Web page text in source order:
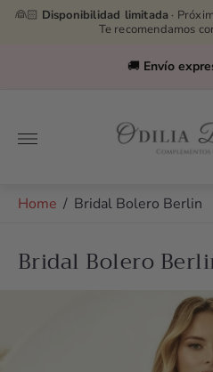
👰🏻 Disponibilidad limitada ·
Te recomendamos
🚚 Envío
Home / Bridal Bolero Berlin
Bridal Bolero